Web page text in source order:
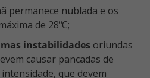
permanece nublada e os
de 28ºC;
instabilidades oriundas
causar pancadas de
que devem